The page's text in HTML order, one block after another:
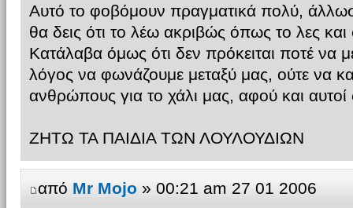
Αυτό το φοβόμουν πραγματικά πολύ,
θα δεις ότι το λέω ακριβώς όπως το λες και
Κατάλαβα όμως ότι δεν πρόκειται ποτέ να
λόγος να φωνάζουμε μεταξύ μας, ούτε να
ανθρώπους για το χάλι μας, αφού και αυτοί
ΖΗΤΩ ΤΑ ΠΑΙΔΙΑ ΤΩΝ ΛΟΥΛΟΥΔΙΩΝ
από Mr Mojo » 00:21 am 27 01 2006